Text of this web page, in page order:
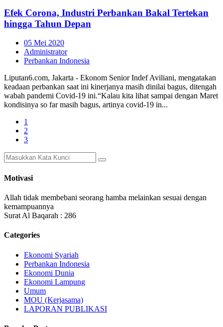
Efek Corona, Industri Perbankan Bakal Tertekan
hingga Tahun Depan
05 Mei 2020
Administrator
Perbankan Indonesia
Liputan6.com, Jakarta - Ekonom Senior Indef Aviliani, mengatakan
keadaan perbankan saat ini kinerjanya masih dinilai bagus, ditengah
wabah pandemi Covid-19 ini.“Kalau kita lihat sampai dengan Maret
kondisinya so far masih bagus, artinya covid-19 in...
1
2
3
Motivasi
Allah tidak membebani seorang hamba melainkan sesuai dengan
kemampuannya
Surat Al Baqarah : 286
Categories
Ekonomi Syariah
Perbankan Indonesia
Ekonomi Dunia
Ekonomi Lampung
Umum
MOU (Kerjasama)
LAPORAN PUBLIKASI